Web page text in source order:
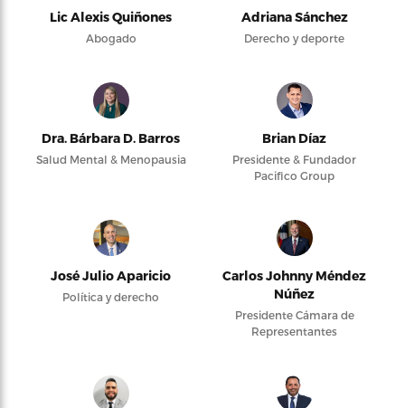
Lic Alexis Quiñones
Abogado
Adriana Sánchez
Derecho y deporte
Dra. Bárbara D. Barros
Salud Mental & Menopausia
Brian Díaz
Presidente & Fundador
Pacifico Group
José Julio Aparicio
Política y derecho
Carlos Johnny Méndez
Núñez
Presidente Cámara de
Representantes